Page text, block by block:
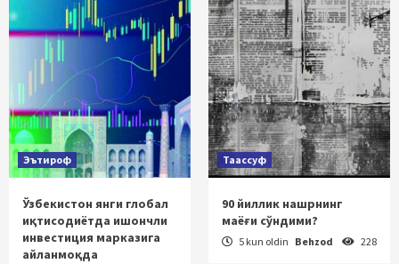
Эътироф
Ўзбекистон янги глобал
иқтисодиётда ишончли
инвестиция марказига
айланмоқда
Таассуф
90 йиллик нашрнинг
маёғи сўндими?
5 kun oldin Behzod 228